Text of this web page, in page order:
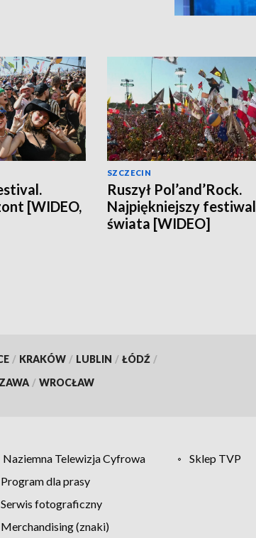
[WIDEO,
SZCZECIN
Ruszył Pol’and’Rock.
Najpiękniejszy festiwal
świata [WIDEO]
/ KRAKÓW / LUBLIN / ŁÓDŹ /
/ WROCŁAW
Naziemna Telewizja Cyfrowa
Sklep TVP
Program dla prasy
Serwis fotograficzny
Merchandising (znaki)